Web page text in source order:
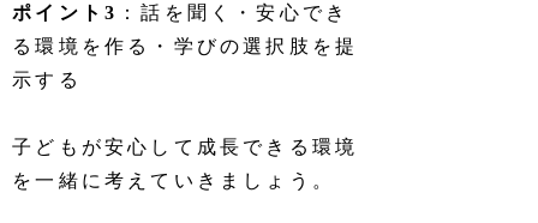
ポイント3 ：話を聞く・安心でき
る環境を作る・学びの選択肢を提
示する
子どもが安心して成長できる環境
を一緒に考えていきましょう。